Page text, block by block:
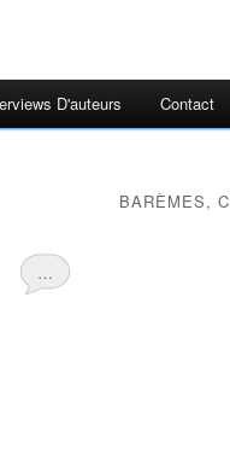
D'auteurs Contact
…
BARÈMES,